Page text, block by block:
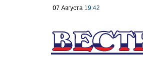
07 Августа 19:42